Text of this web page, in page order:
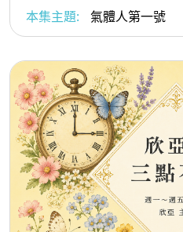
本集主題:
氣體人第一號